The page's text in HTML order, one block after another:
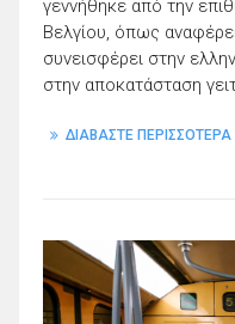
γεννήθηκε από την
Βελγίου, όπως
συνεισφέρει στην
στην αποκατάσταση
ΔΙΑΒΑΣΤΕ ΠΕΡΙΣΣΟΤΕΡΑ